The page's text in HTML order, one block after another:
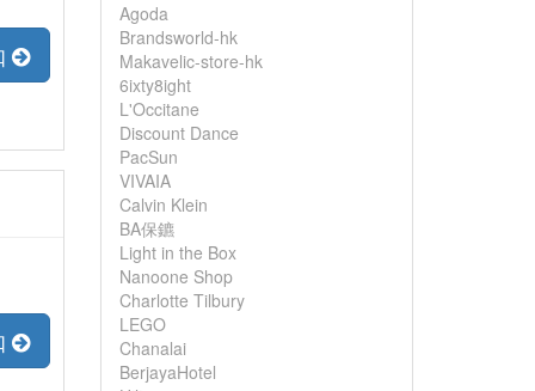
Agoda
Brandsworld-hk
Makavelic-store-hk
6ixty8ight
L'Occitane
Discount Dance
PacSun
VIVAIA
Calvin Klein
BA保鑣
Light in the Box
Nanoone Shop
Charlotte Tilbury
LEGO
Chanalai
BerjayaHotel